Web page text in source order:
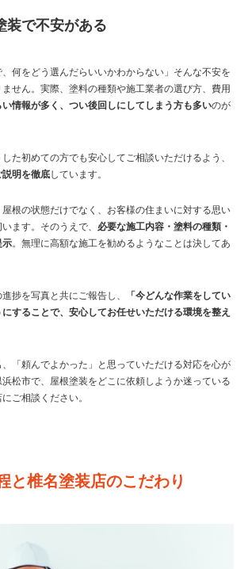
装で不安がある
、何をどう選んだらいいかわからない」そんな不安を
せん。実際、塗料の種類や施工業者の選び方、費用
情報が多く、つい後回しにしてしまう方も多いのが
た初めての方でも安心してご相談いただけるよう、
明を徹底しています。
根の状態だけでなく、お客様の住まいに対する思い
ます。そのうえで、 必要な施工内容・塗料の種類・
示。無理に高額な施工を勧めるようなことは決してあ
捗を写真と共にご報告し、
「今どんな作業をしてい
することで、安心してお任せいただける環境を整え
「頼んでよかった」と思っていただける対応を心が
松市で、屋根塗装をどこに依頼しようか迷っている
ご相談ください。
と椎名塗装店のこだわり